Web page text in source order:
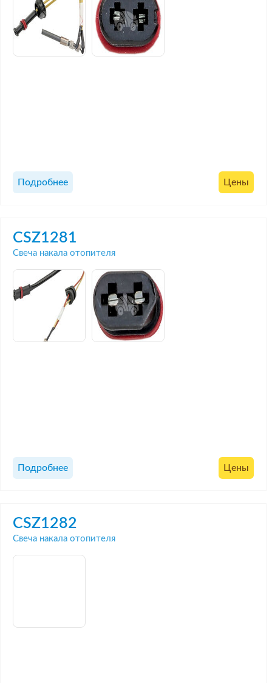
Подробнее Цены
CSZ1281
Свеча накала отопителя
Подробнее Цены
CSZ1282
Свеча накала отопителя